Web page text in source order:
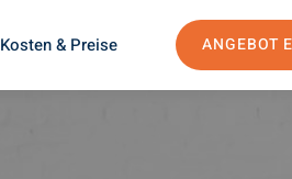
Kosten & Preise ANGEBOT